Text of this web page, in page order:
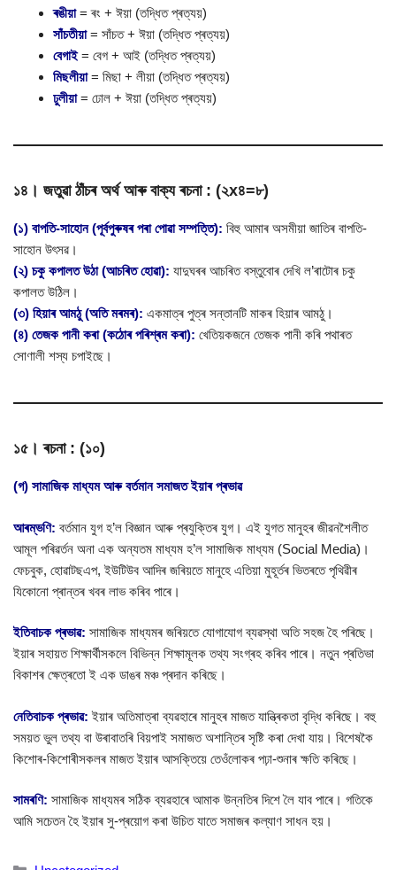
ৰঙীয়া= ৰং + ঈয়া (তদ্ধিত প্ৰত্যয়)
সাঁচতীয়া= সাঁচত + ঈয়া (তদ্ধিত প্ৰত্যয়)
বেগাই= বেগ + আই (তদ্ধিত প্ৰত্যয়)
মিছলীয়া= মিছা + লীয়া (তদ্ধিত প্ৰত্যয়)
ঢুলীয়া= ঢোল + ঈয়া (তদ্ধিত প্ৰত্যয়)
১৪। জতুৱা ঠাঁচৰ অৰ্থ আৰু বাক্য ৰচনা : (২x৪=৮)
(১) বাপতি-সাহোন (পূৰ্বপুৰুষৰ পৰা পোৱা সম্পত্তি): বিহু আমাৰ অসমীয়া জাতিৰ বাপতি-
সাহোন উৎসৱ।
(২) চকু কপালত উঠা (আচৰিত হোৱা): যাদুঘৰৰ আচৰিত বস্তুবোৰ দেখি ল’ৰাটোৰ চকু
কপালত উঠিল।
(৩) হিয়াৰ আমঠু (অতি মৰমৰ): একমাত্ৰ পুত্ৰ সন্তানটি মাকৰ হিয়াৰ আমঠু।
(৪) তেজক পানী কৰা (কঠোৰ পৰিশ্ৰম কৰা): খেতিয়কজনে তেজক পানী কৰি পথাৰত
সোণালী শস্য চপাইছে।
১৫। ৰচনা : (১০)
(গ) সামাজিক মাধ্যম আৰু বৰ্তমান সমাজত ইয়াৰ প্ৰভাৱ
আৰম্ভণি: বৰ্তমান যুগ হ’ল বিজ্ঞান আৰু প্ৰযুক্তিৰ যুগ। এই যুগত মানুহৰ জীৱনশৈলীত
আমূল পৰিৱৰ্তন অনা এক অন্যতম মাধ্যম হ’ল সামাজিক মাধ্যম (Social Media)।
ফেচবুক, হোৱাটছএপ, ইউটিউব আদিৰ জৰিয়তে মানুহে এতিয়া মুহূৰ্তৰ ভিতৰতে পৃথিৱীৰ
যিকোনো প্ৰান্তৰ খবৰ লাভ কৰিব পাৰে।
ইতিবাচক প্ৰভাৱ: সামাজিক মাধ্যমৰ জৰিয়তে যোগাযোগ ব্যৱস্থা অতি সহজ হৈ পৰিছে।
ইয়াৰ সহায়ত শিক্ষাৰ্থীসকলে বিভিন্ন শিক্ষামূলক তথ্য সংগ্ৰহ কৰিব পাৰে। নতুন প্ৰতিভা
বিকাশৰ ক্ষেত্ৰতো ই এক ডাঙৰ মঞ্চ প্ৰদান কৰিছে।
নেতিবাচক প্ৰভাৱ: ইয়াৰ অতিমাত্ৰা ব্যৱহাৰে মানুহৰ মাজত যান্ত্ৰিকতা বৃদ্ধি কৰিছে। বহু
সময়ত ভুল তথ্য বা উৰাবাতৰি বিয়পাই সমাজত অশান্তিৰ সৃষ্টি কৰা দেখা যায়। বিশেষকৈ
কিশোৰ-কিশোৰীসকলৰ মাজত ইয়াৰ আসক্তিয়ে তেওঁলোকৰ পঢ়া-শুনাৰ ক্ষতি কৰিছে।
সামৰণি: সামাজিক মাধ্যমৰ সঠিক ব্যৱহাৰে আমাক উন্নতিৰ দিশে লৈ যাব পাৰে। গতিকে
আমি সচেতন হৈ ইয়াৰ সু-প্ৰয়োগ কৰা উচিত যাতে সমাজৰ কল্যাণ সাধন হয়।
Categories